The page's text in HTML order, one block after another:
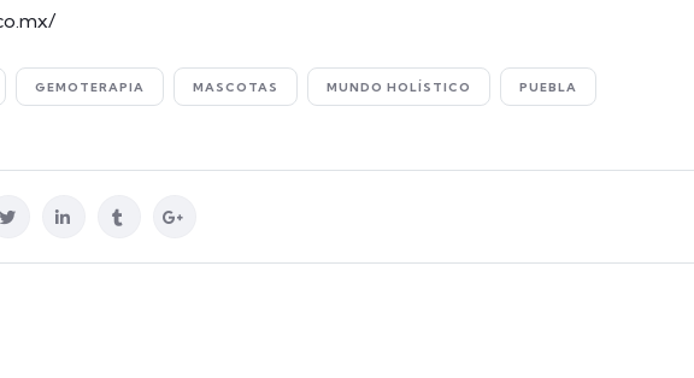
GEMOTERAPIA MASCOTAS MUNDO HOLÍSTICO PUEBLA